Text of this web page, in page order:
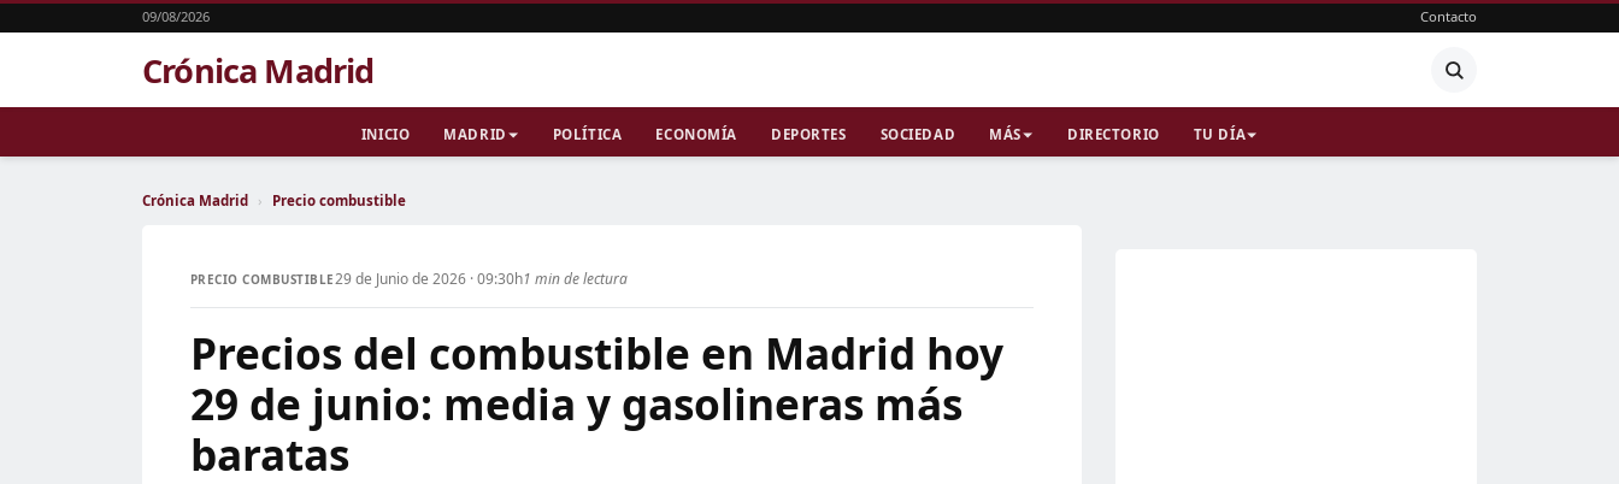
09/08/2026 Contacto
Crónica Madrid
INICIO MADRID POLÍTICA ECONOMÍA DEPORTES SOCIEDAD MÁS DIRECTORIO TU DÍA
Crónica Madrid › Precio combustible
PRECIO COMBUSTIBLE29 de Junio de 2026 · 09:30h1 min de lectura
Precios del combustible en Madrid hoy
29 de junio: media y gasolineras más
baratas